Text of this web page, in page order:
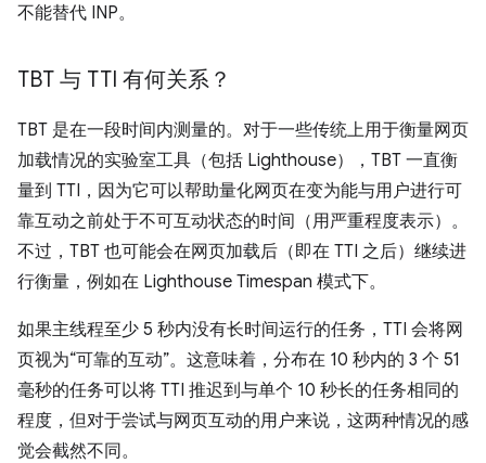
不能替代 INP。
TBT 与 TTI 有何关系？
TBT 是在一段时间内测量的。对于一些传统上用于衡量网页
加载情况的实验室工具（包括 Lighthouse），TBT 一直衡
量到 TTI，因为它可以帮助量化网页在变为能与用户进行可
靠互动之前处于不可互动状态的时间（用严重程度表示）。
不过，TBT 也可能会在网页加载后（即在 TTI 之后）继续进
行衡量，例如在 Lighthouse Timespan 模式下。
如果主线程至少 5 秒内没有长时间运行的任务，TTI 会将网
页视为“可靠的互动”。这意味着，分布在 10 秒内的 3 个 51
毫秒的任务可以将 TTI 推迟到与单个 10 秒长的任务相同的
程度，但对于尝试与网页互动的用户来说，这两种情况的感
觉会截然不同。